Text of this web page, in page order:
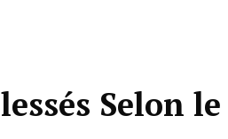
Selon le